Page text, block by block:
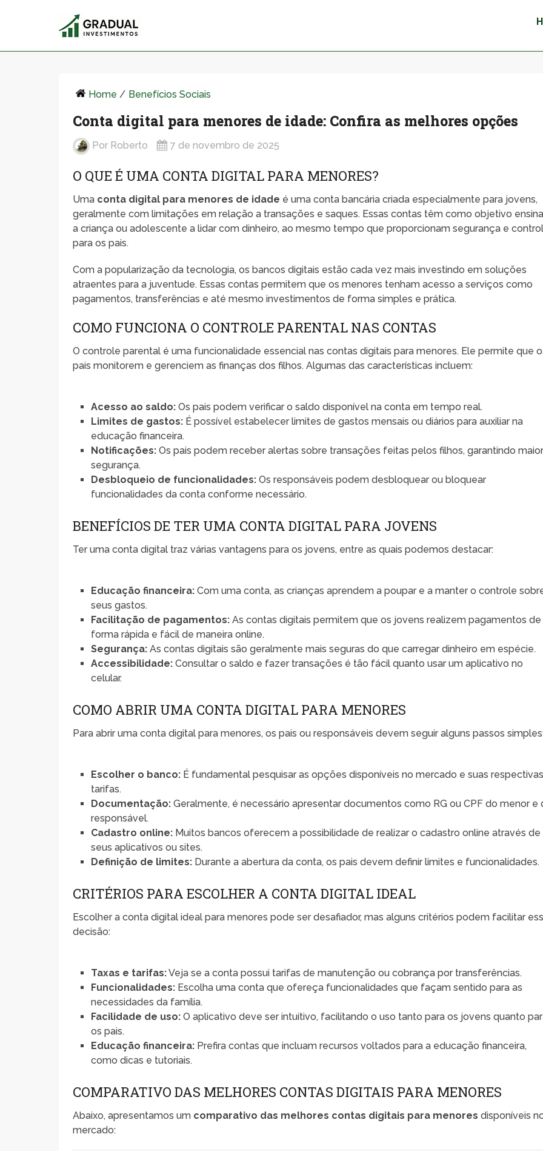
Home / Benefícios Sociais
Conta digital para menores de idade: Confira as melhores opções
Por Roberto 7 de novembro de 2025
O QUE É UMA CONTA DIGITAL PARA MENORES?
Uma conta digital para menores de idade é uma conta bancária criada especialmente para jovens,
geralmente com limitações em relação a transações e saques. Essas contas têm como objetivo
a criança ou adolescente a lidar com dinheiro, ao mesmo tempo que proporcionam segurança e
para os pais.
Com a popularização da tecnologia, os bancos digitais estão cada vez mais investindo em soluções
atraentes para a juventude. Essas contas permitem que os menores tenham acesso a serviços como
pagamentos, transferências e até mesmo investimentos de forma simples e prática.
COMO FUNCIONA O CONTROLE PARENTAL NAS CONTAS
O controle parental é uma funcionalidade essencial nas contas digitais para menores. Ele permite que
pais monitorem e gerenciem as finanças dos filhos. Algumas das características incluem:
Acesso ao saldo: Os pais podem verificar o saldo disponível na conta em tempo real.
Limites de gastos: É possível estabelecer limites de gastos mensais ou diários para auxiliar na
educação financeira.
Notificações: Os pais podem receber alertas sobre transações feitas pelos filhos, garantindo
segurança.
Desbloqueio de funcionalidades: Os responsáveis podem desbloquear ou bloquear
funcionalidades da conta conforme necessário.
BENEFÍCIOS DE TER UMA CONTA DIGITAL PARA JOVENS
Ter uma conta digital traz várias vantagens para os jovens, entre as quais podemos destacar:
Educação financeira: Com uma conta, as crianças aprendem a poupar e a manter o controle
seus gastos.
Facilitação de pagamentos: As contas digitais permitem que os jovens realizem pagamentos de
forma rápida e fácil de maneira online.
Segurança: As contas digitais são geralmente mais seguras do que carregar dinheiro em espécie.
Accessibilidade: Consultar o saldo e fazer transações é tão fácil quanto usar um aplicativo no
celular.
COMO ABRIR UMA CONTA DIGITAL PARA MENORES
Para abrir uma conta digital para menores, os pais ou responsáveis devem seguir alguns passos
Escolher o banco: É fundamental pesquisar as opções disponíveis no mercado e suas
tarifas.
Documentação: Geralmente, é necessário apresentar documentos como RG ou CPF do menor e
responsável.
Cadastro online: Muitos bancos oferecem a possibilidade de realizar o cadastro online através de
seus aplicativos ou sites.
Definição de limites: Durante a abertura da conta, os pais devem definir limites e funcionalidades.
CRITÉRIOS PARA ESCOLHER A CONTA DIGITAL IDEAL
Escolher a conta digital ideal para menores pode ser desafiador, mas alguns critérios podem facilitar
decisão:
Taxas e tarifas:Veja se a conta possui tarifas de manutenção ou cobrança por transferências.
Funcionalidades: Escolha uma conta que ofereça funcionalidades que façam sentido para as
necessidades da família.
Facilidade de uso: O aplicativo deve ser intuitivo, facilitando o uso tanto para os jovens quanto
os pais.
Educação financeira: Prefira contas que incluam recursos voltados para a educação financeira,
como dicas e tutoriais.
COMPARATIVO DAS MELHORES CONTAS DIGITAIS PARA MENORES
Abaixo, apresentamos um comparativo das melhores contas digitais para menores disponíveis
mercado: